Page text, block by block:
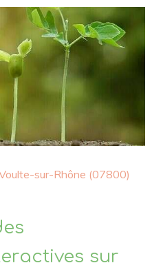
sur-Rhône (07800)
sur